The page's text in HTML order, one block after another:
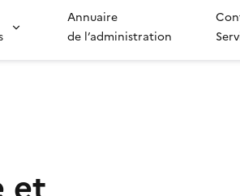
Annuaire
de l’administration